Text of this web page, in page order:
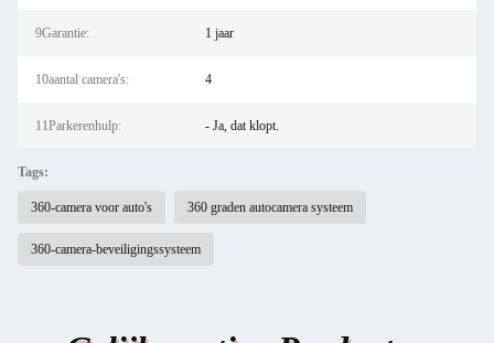
9Garantie: 1 jaar
10aantal camera's: 4
11Parkerenhulp: - Ja, dat klopt.
Tags:
360-camera voor auto's 360 graden autocamera systeem
360-camera-beveiligingssysteem